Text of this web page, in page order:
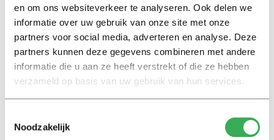
en om ons websiteverkeer te analyseren. Ook delen we
informatie over uw gebruik van onze site met onze
partners voor social media, adverteren en analyse. Deze
partners kunnen deze gegevens combineren met andere
informatie die u aan ze heeft verstrekt of die ze hebben
verzameld op basis van uw gebruik van hun services.
Noodzakelijk
hbo twee maanden sneller met de versoepeling en
vroegen de universiteiten zich af of die, gezien de
studievoortgang, wel nodig was.
Lees ook